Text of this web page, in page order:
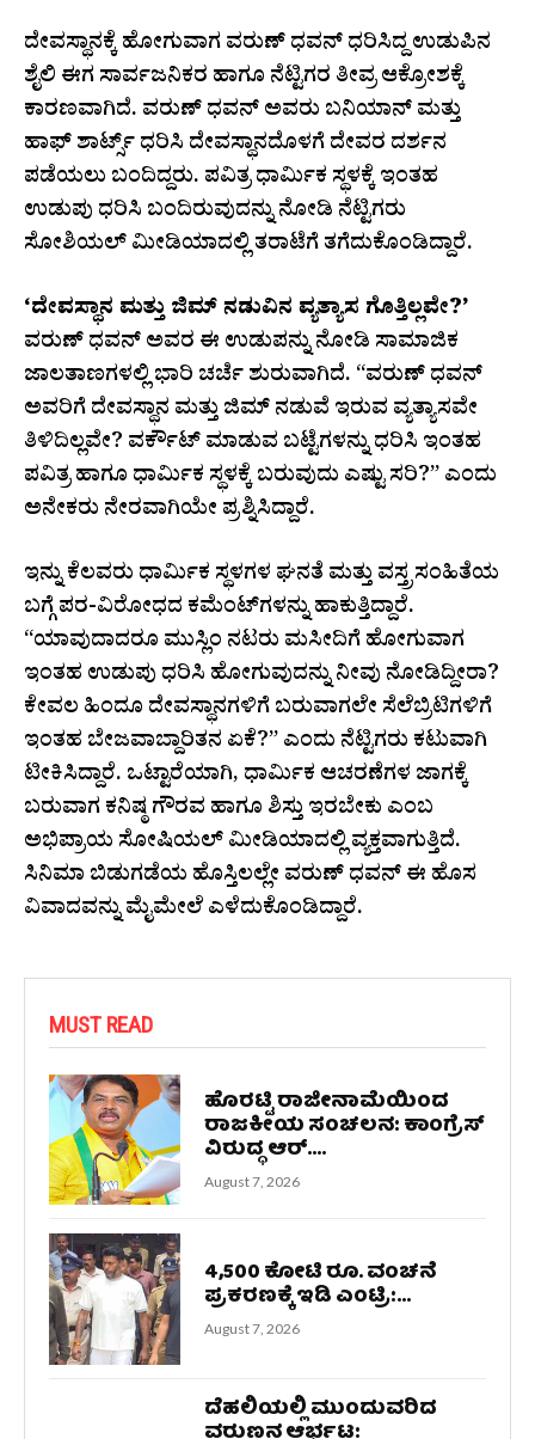
ದೇವಸ್ಥಾನಕ್ಕೆ ಹೋಗುವಾಗ ವರುಣ್ ಧವನ್ ಧರಿಸಿದ್ದ ಉಡುಪಿನ
ಶೈಲಿ ಈಗ ಸಾರ್ವಜನಿಕರ ಹಾಗೂ ನೆಟ್ಟಿಗರ ತೀವ್ರ ಆಕ್ರೋಶಕ್ಕೆ
ಕಾರಣವಾಗಿದೆ. ವರುಣ್ ಧವನ್ ಅವರು ಬನಿಯಾನ್ ಮತ್ತು
ಹಾಫ್ ಶಾರ್ಟ್ಸ್ ಧರಿಸಿ ದೇವಸ್ಥಾನದೊಳಗೆ ದೇವರ ದರ್ಶನ
ಪಡೆಯಲು ಬಂದಿದ್ದರು. ಪವಿತ್ರ ಧಾರ್ಮಿಕ ಸ್ಥಳಕ್ಕೆ ಇಂತಹ
ಉಡುಪು ಧರಿಸಿ ಬಂದಿರುವುದನ್ನು ನೋಡಿ ನೆಟ್ಟಿಗರು
ಸೋಶಿಯಲ್ ಮೀಡಿಯಾದಲ್ಲಿ ತರಾಟೆಗೆ ತಗೆದುಕೊಂಡಿದ್ದಾರೆ.
‘ದೇವಸ್ಥಾನ ಮತ್ತು ಜಿಮ್ ನಡುವಿನ ವ್ಯತ್ಯಾಸ ಗೊತ್ತಿಲ್ಲವೇ?’
ವರುಣ್ ಧವನ್ ಅವರ ಈ ಉಡುಪನ್ನು ನೋಡಿ ಸಾಮಾಜಿಕ
ಜಾಲತಾಣಗಳಲ್ಲಿ ಭಾರಿ ಚರ್ಚೆ ಶುರುವಾಗಿದೆ. “ವರುಣ್ ಧವನ್
ಅವರಿಗೆ ದೇವಸ್ಥಾನ ಮತ್ತು ಜಿಮ್ ನಡುವೆ ಇರುವ ವ್ಯತ್ಯಾಸವೇ
ತಿಳಿದಿಲ್ಲವೇ? ವರ್ಕೌಟ್ ಮಾಡುವ ಬಟ್ಟೆಗಳನ್ನು ಧರಿಸಿ ಇಂತಹ
ಪವಿತ್ರ ಹಾಗೂ ಧಾರ್ಮಿಕ ಸ್ಥಳಕ್ಕೆ ಬರುವುದು ಎಷ್ಟು ಸರಿ?” ಎಂದು
ಅನೇಕರು ನೇರವಾಗಿಯೇ ಪ್ರಶ್ನಿಸಿದ್ದಾರೆ.
ಇನ್ನು ಕೆಲವರು ಧಾರ್ಮಿಕ ಸ್ಥಳಗಳ ಘನತೆ ಮತ್ತು ವಸ್ತ್ರಸಂಹಿತೆಯ
ಬಗ್ಗೆ ಪರ-ವಿರೋಧದ ಕಮೆಂಟ್‌ಗಳನ್ನು ಹಾಕುತ್ತಿದ್ದಾರೆ.
“ಯಾವುದಾದರೂ ಮುಸ್ಲಿಂ ನಟರು ಮಸೀದಿಗೆ ಹೋಗುವಾಗ
ಇಂತಹ ಉಡುಪು ಧರಿಸಿ ಹೋಗುವುದನ್ನು ನೀವು ನೋಡಿದ್ದೀರಾ?
ಕೇವಲ ಹಿಂದೂ ದೇವಸ್ಥಾನಗಳಿಗೆ ಬರುವಾಗಲೇ ಸೆಲೆಬ್ರಿಟಿಗಳಿಗೆ
ಇಂತಹ ಬೇಜವಾಬ್ದಾರಿತನ ಏಕೆ?” ಎಂದು ನೆಟ್ಟಿಗರು ಕಟುವಾಗಿ
ಟೀಕಿಸಿದ್ದಾರೆ. ಒಟ್ಟಾರೆಯಾಗಿ, ಧಾರ್ಮಿಕ ಆಚರಣೆಗಳ ಜಾಗಕ್ಕೆ
ಬರುವಾಗ ಕನಿಷ್ಠ ಗೌರವ ಹಾಗೂ ಶಿಸ್ತು ಇರಬೇಕು ಎಂಬ
ಅಭಿಪ್ರಾಯ ಸೋಷಿಯಲ್ ಮೀಡಿಯಾದಲ್ಲಿ ವ್ಯಕ್ತವಾಗುತ್ತಿದೆ.
ಸಿನಿಮಾ ಬಿಡುಗಡೆಯ ಹೊಸ್ತಿಲಲ್ಲೇ ವರುಣ್ ಧವನ್ ಈ ಹೊಸ
ವಿವಾದವನ್ನು ಮೈಮೇಲೆ ಎಳೆದುಕೊಂಡಿದ್ದಾರೆ.
MUST READ
ಹೊರಟ್ಟಿ ರಾಜೀನಾಮೆಯಿಂದ
ರಾಜಕೀಯ ಸಂಚಲನ: ಕಾಂಗ್ರೆಸ್
ವಿರುದ್ಧ ಆರ್....
August 7, 2026
4,500 ಕೋಟಿ ರೂ. ವಂಚನೆ
ಪ್ರಕರಣಕ್ಕೆ ಇಡಿ ಎಂಟ್ರಿ:...
August 7, 2026
ದೆಹಲಿಯಲ್ಲಿ ಮುಂದುವರಿದ